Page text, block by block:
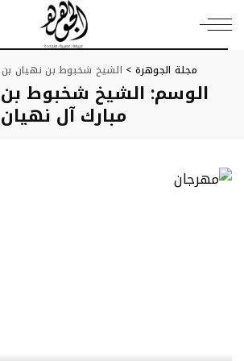
مجلة الجوهرة > الشيخ شخبوط بن نهيان بن
الوسم: الشيخ شخبوط
مبارك آل نهيان